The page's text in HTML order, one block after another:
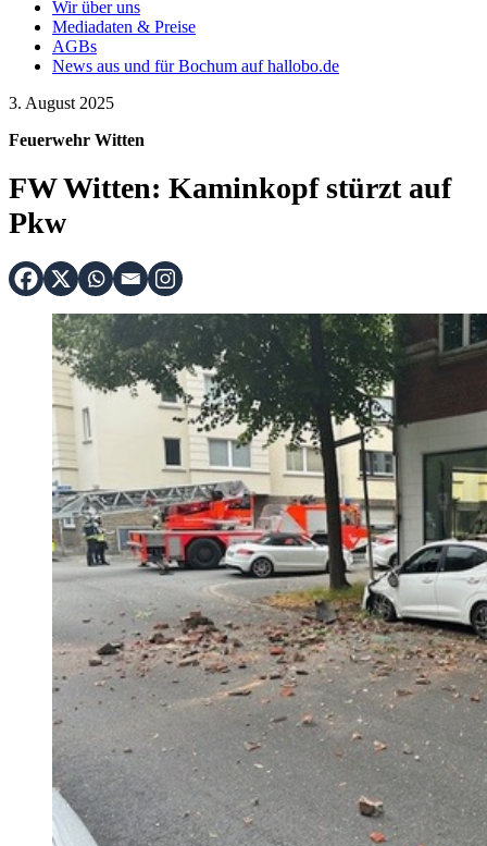
Wir über uns
Mediadaten & Preise
AGBs
News aus und für Bochum auf hallobo.de
3. August 2025
Feuerwehr Witten
FW Witten: Kaminkopf stürzt auf
Pkw